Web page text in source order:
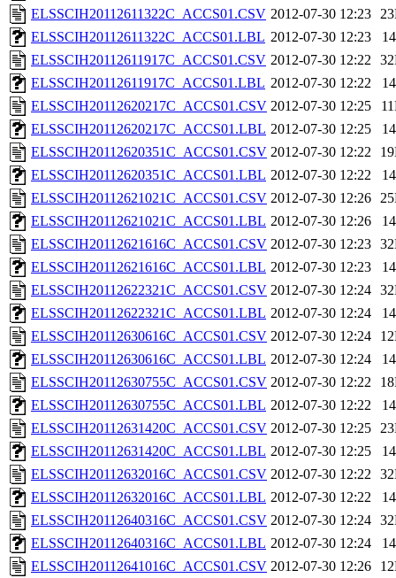
ELSSCIH20112611322C_ACCS01.CSV 2012-07-30 12:23
ELSSCIH20112611322C_ACCS01.LBL 2012-07-30 12:23
ELSSCIH20112611917C_ACCS01.CSV 2012-07-30 12:22
ELSSCIH20112611917C_ACCS01.LBL 2012-07-30 12:22
ELSSCIH20112620217C_ACCS01.CSV 2012-07-30 12:25
ELSSCIH20112620217C_ACCS01.LBL 2012-07-30 12:25
ELSSCIH20112620351C_ACCS01.CSV 2012-07-30 12:22
ELSSCIH20112620351C_ACCS01.LBL 2012-07-30 12:22
ELSSCIH20112621021C_ACCS01.CSV 2012-07-30 12:26
ELSSCIH20112621021C_ACCS01.LBL 2012-07-30 12:26
ELSSCIH20112621616C_ACCS01.CSV 2012-07-30 12:23
ELSSCIH20112621616C_ACCS01.LBL 2012-07-30 12:23
ELSSCIH20112622321C_ACCS01.CSV 2012-07-30 12:24
ELSSCIH20112622321C_ACCS01.LBL 2012-07-30 12:24
ELSSCIH20112630616C_ACCS01.CSV 2012-07-30 12:24
ELSSCIH20112630616C_ACCS01.LBL 2012-07-30 12:24
ELSSCIH20112630755C_ACCS01.CSV 2012-07-30 12:22
ELSSCIH20112630755C_ACCS01.LBL 2012-07-30 12:22
ELSSCIH20112631420C_ACCS01.CSV 2012-07-30 12:25
ELSSCIH20112631420C_ACCS01.LBL 2012-07-30 12:25
ELSSCIH20112632016C_ACCS01.CSV 2012-07-30 12:22
ELSSCIH20112632016C_ACCS01.LBL 2012-07-30 12:22
ELSSCIH20112640316C_ACCS01.CSV 2012-07-30 12:24
ELSSCIH20112640316C_ACCS01.LBL 2012-07-30 12:24
ELSSCIH20112641016C_ACCS01.CSV 2012-07-30 12:26